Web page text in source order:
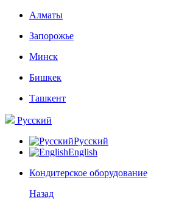
Алматы
Запорожье
Минск
Бишкек
Ташкент
Русский
Русский
English
Кондитерское оборудование
Назад